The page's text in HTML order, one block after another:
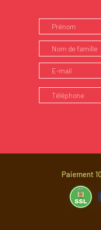
Paiement